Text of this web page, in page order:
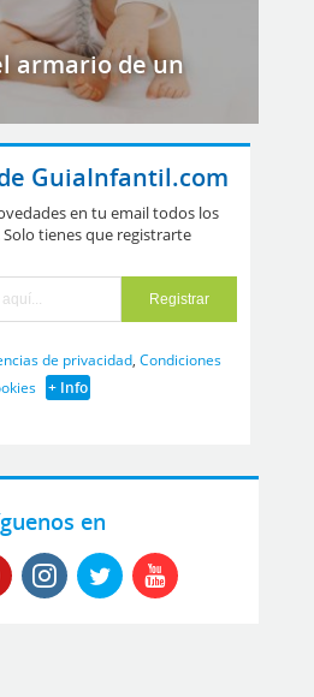
armario de un
GuiaInfantil.com
en tu email todos los
Solo tienes que registrarte
de privacidad,Condiciones
+ Info
en